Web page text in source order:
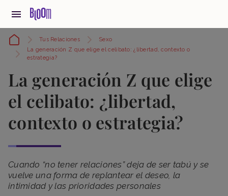
Tus Relaciones
Sexo
La generación Z que elige el celibato: ¿libertad, contexto o
estrategia?
La generación Z que elige
el celibato: ¿libertad,
contexto o estrategia?
Cuando “no tener relaciones” deja de ser tabú y se
vuelve una forma de replantear el deseo, la
intimidad y las prioridades personales